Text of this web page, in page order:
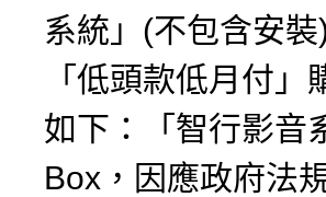
系統」(不包含安
「低頭款低月付
如下：「智行影音
Box，因應政府法